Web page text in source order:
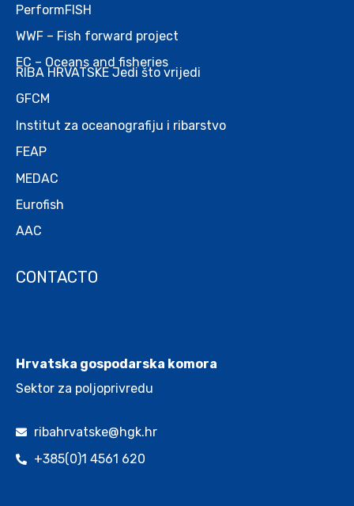
PerformFISH
WWF – Fish forward project
EC – Oceans and fisheries
RIBA HRVATSKE Jedi što vrijedi
GFCM
Institut za oceanografiju i ribarstvo
FEAP
MEDAC
Eurofish
AAC
CONTACTO
Hrvatska gospodarska komora
Sektor za poljoprivredu
ribahrvatske@hgk.hr
+385(0)1 4561 620